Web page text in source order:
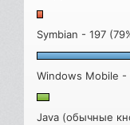
Symbian - 197
Windows Mobile -
Java (обычные